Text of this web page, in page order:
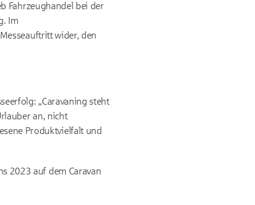
Fahrzeughandel bei der
Im
wider, den
„Caravaning steht
an, nicht
Produktvielfalt und
2023 auf dem Caravan